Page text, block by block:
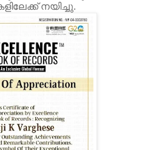
നയിച്ചു.